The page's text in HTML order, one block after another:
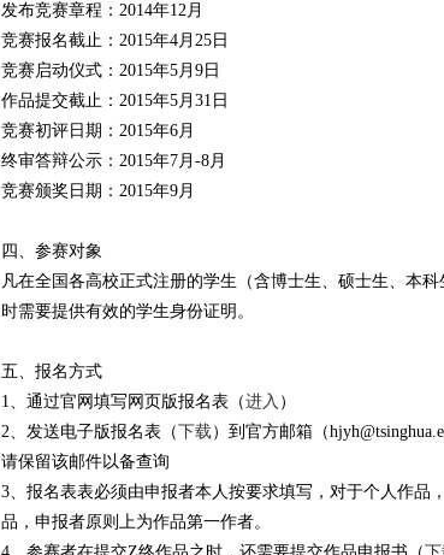
发布竞赛章程：2014年12月
竞赛报名截止：2015年4月25日
竞赛启动仪式：2015年5月9日
作品提交截止：2015年5月31日
竞赛初评日期：2015年6月
终审答辩公示：2015年7月-8月
竞赛颁奖日期：2015年9月
四、参赛对象
凡在全国各高校正式注册的学生（含博士生、硕士生、本
时需要提供有效的学生身份证明。
五、报名方式
1、通过官网填写网页版报名表（进入 ）
2、发送电子版报名表（下载）到官方邮箱（
请保留该邮件以备查询
3、报名表表必须由申报者本人按要求填写，对于个人作品
品，申报者原则上为作品第一作者。